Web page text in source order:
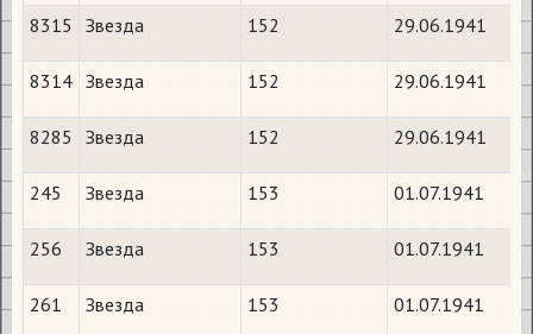
8315 Звезда 152 29.06.1941
8314 Звезда 152 29.06.1941
8285 Звезда 152 29.06.1941
245 Звезда 153 01.07.1941
256 Звезда 153 01.07.1941
261 Звезда 153 01.07.1941